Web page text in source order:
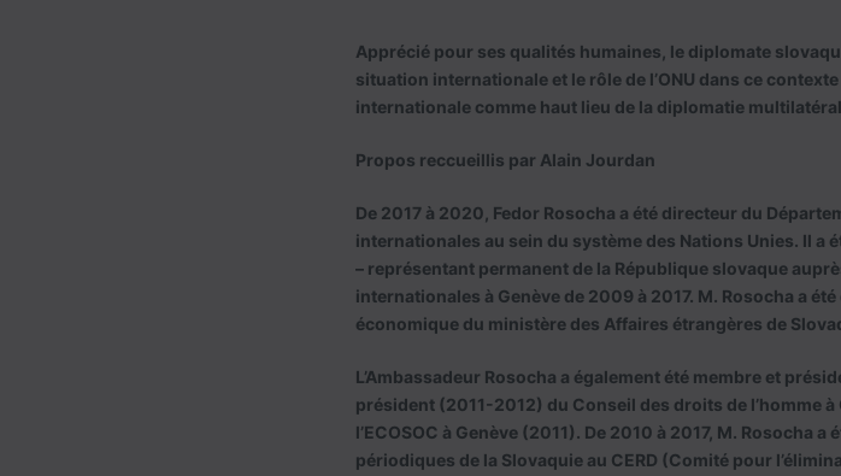
Apprécié pour ses qualités humaines, le diplomate
situation internationale et le rôle de l’ONU dans ce
internationale comme haut lieu de la diplomatie
Propos reccueillis par Alain Jourdan
De 2017 à 2020, Fedor Rosocha a été directeur du
internationales au sein du système des Nations Unies. Il
– représentant permanent de la République slovaque
internationales à Genève de 2009 à 2017. M. Rosocha a
économique du ministère des Affaires étrangères de
L’Ambassadeur Rosocha a également été membre et
président (2011-2012) du Conseil des droits de l’homme
l’ECOSOC à Genève (2011). De 2010 à 2017, M. Rosocha
périodiques de la Slovaquie au CERD (Comité pour